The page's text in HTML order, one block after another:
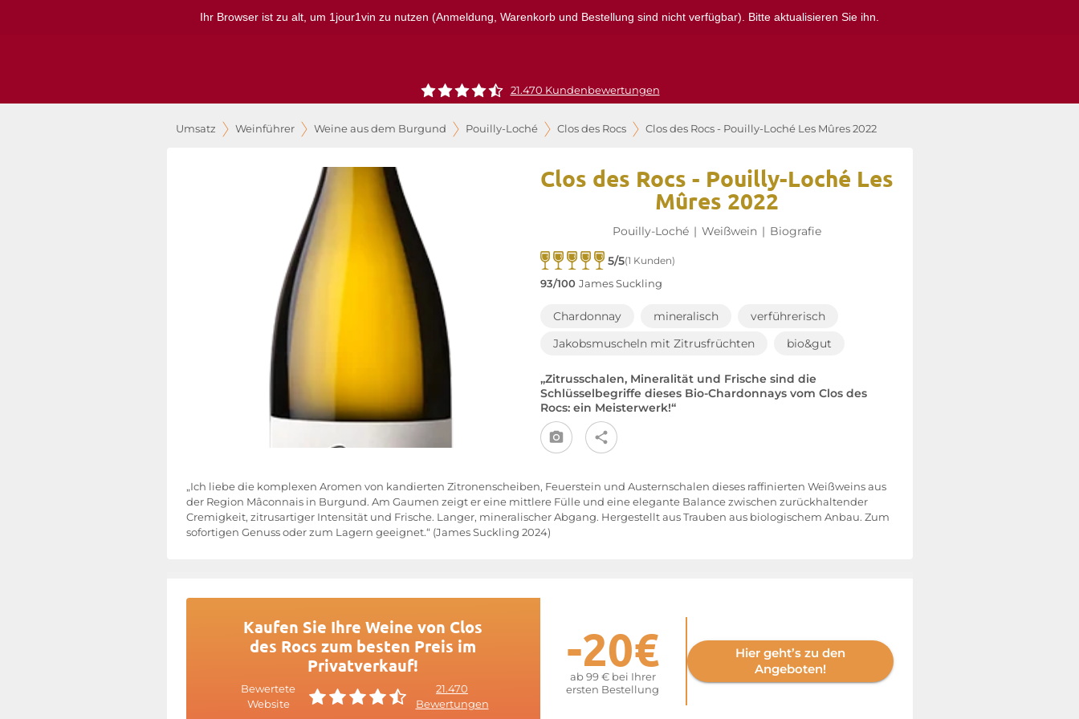
Ihr Browser ist zu alt, um 1jour1vin zu nutzen (Anmeldung, Warenkorb und Bestellung sind nicht verfügbar). Bitte aktualisieren Sie ihn.
21.470 Kundenbewertungen
Umsatz Weinführer Weine aus dem Burgund Pouilly-Loché Clos des Rocs Clos des Rocs - Pouilly-Loché Les Mûres 2022
Clos des Rocs - Pouilly-Loché Les
Mûres 2022
Pouilly-Loché | Weißwein | Biografie
5/5(1 Kunden)
93/100 James Suckling
Chardonnay mineralisch
verführerisch
Jakobsmuscheln mit Zitrusfrüchten
bio&gut
„Zitrusschalen, Mineralität und Frische sind die
Schlüsselbegriffe dieses Bio-Chardonnays vom Clos des
Rocs: ein Meisterwerk!“
„Ich liebe die komplexen Aromen von kandierten Zitronenscheiben, Feuerstein und Austernschalen dieses raffinierten Weißweins aus
der Region Mâconnais in Burgund. Am Gaumen zeigt er eine mittlere Fülle und eine elegante Balance zwischen zurückhaltender
Cremigkeit, zitrusartiger Intensität und Frische. Langer, mineralischer Abgang. Hergestellt aus Trauben aus biologischem Anbau. Zum
sofortigen Genuss oder zum Lagern geeignet.“ (James Suckling 2024)
Kaufen Sie Ihre Weine von Clos
des Rocs zum besten Preis im
Privatverkauf!
Bewertete
Website
21.470
Bewertungen
-20€
ab 99 € bei Ihrer
ersten Bestellung
Hier geht’s zu den
Angeboten!